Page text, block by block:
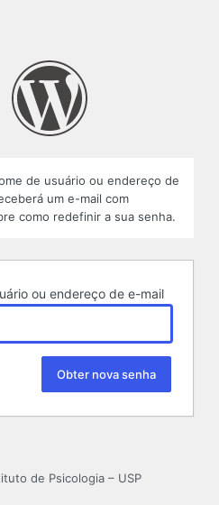
de usuário ou endereço de
um e-mail com
como redefinir a sua senha.
ou endereço de e-mail
de Psicologia – USP